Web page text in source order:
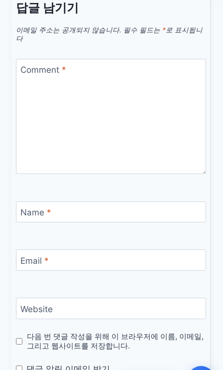
답글 남기기
이메일 주소는 공개되지 않습니다. 필수 필드는 *로 표시됩니
다
Comment *
Name *
Email *
Website
다음 번 댓글 작성을 위해 이 브라우저에 이름, 이메일,
그리고 웹사이트를 저장합니다.